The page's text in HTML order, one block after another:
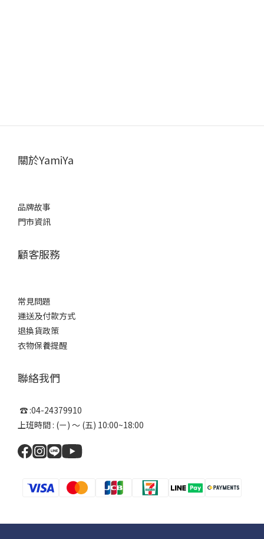
關於YamiYa
品牌故事
門市資訊
顧客服務
常見問題
運送及付款方式
退換貨政策
衣物保養提醒
聯絡我們
☎ :04-24379910
上班時間 : (ㄧ) ～ (五) 10:00~18:00